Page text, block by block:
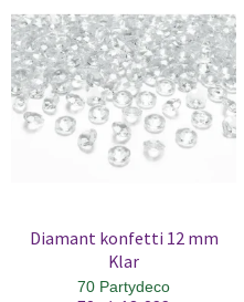
Diamant konfetti 12 mm
Klar
70 Partydeco